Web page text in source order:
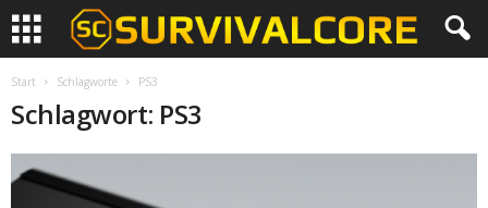
Start Schlagworte PS3
Schlagwort: PS3